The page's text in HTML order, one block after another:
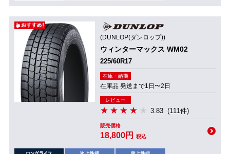
(DUNLOP(ダンロップ))
ウィンターマックス WM02
225/60R17
在庫・納期
在庫品 発送まで1日〜2日
レビュー
3.83 (111件)
販売価格
18,800円 税込